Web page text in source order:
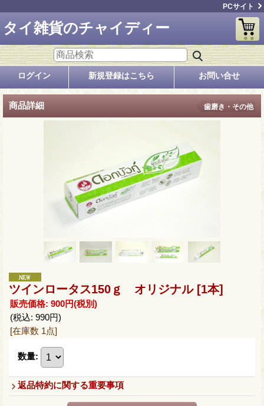
PCサイト
タイ雑貨のチャイディー
ログイン 新規登録はこちら お問い合せ
商品詳細 歯磨き・その他
ツインロータス150ｇ オリジナル [1本]
販売価格: 900円(税別)
(税込: 990円)
[在庫数 1点]
数量:
返品特約に関する重要事項